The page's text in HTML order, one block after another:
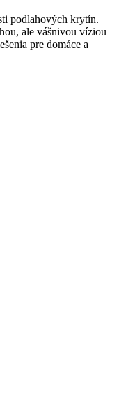
podlahových krytín.
ale vášnivou víziou
pre domáce a